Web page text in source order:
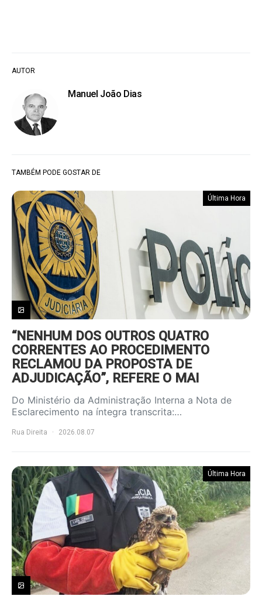
AUTOR
Manuel João Dias
TAMBÉM PODE GOSTAR DE
Última Hora
“NENHUM DOS OUTROS QUATRO
CORRENTES AO PROCEDIMENTO
RECLAMOU DA PROPOSTA DE
ADJUDICAÇÃO”, REFERE O MAI
Do Ministério da Administração Interna a Nota de
Esclarecimento na íntegra transcrita:…
Rua Direita 2026.08.07
Última Hora